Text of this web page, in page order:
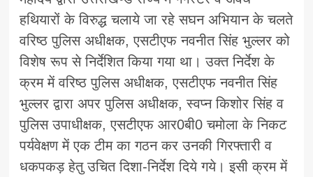
हथियारों के विरुद्ध चलाये जा रहे सघन अभियान के चलते
वरिष्ठ पुलिस अधीक्षक, एसटीएफ नवनीत सिंह भुल्लर को
विशेष रूप से निर्देशित किया गया था। उक्त निर्देश के
क्रम में वरिष्ठ पुलिस अधीक्षक, एसटीएफ नवनीत सिंह
भुल्लर द्वारा अपर पुलिस अधीक्षक, स्वप्न किशोर सिंह व
पुलिस उपाधीक्षक, एसटीएफ आर0बी0 चमोला के निकट
पर्यवेक्षण में एक टीम का गठन कर उनकी गिरफ्तारी व
धकपकड़ हेतु उचित दिशा-निर्देश दिये गये। इसी क्रम में